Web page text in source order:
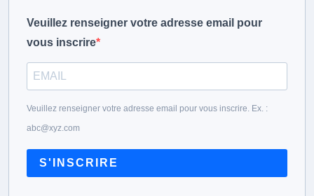
Veuillez renseigner votre adresse email pour
vous inscrire
Veuillez renseigner votre adresse email pour vous inscrire. Ex. :
abc@xyz.com
S'INSCRIRE